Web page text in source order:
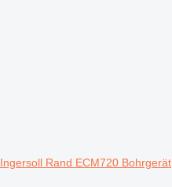
Ingersoll Rand ECM720 Bohrgerät